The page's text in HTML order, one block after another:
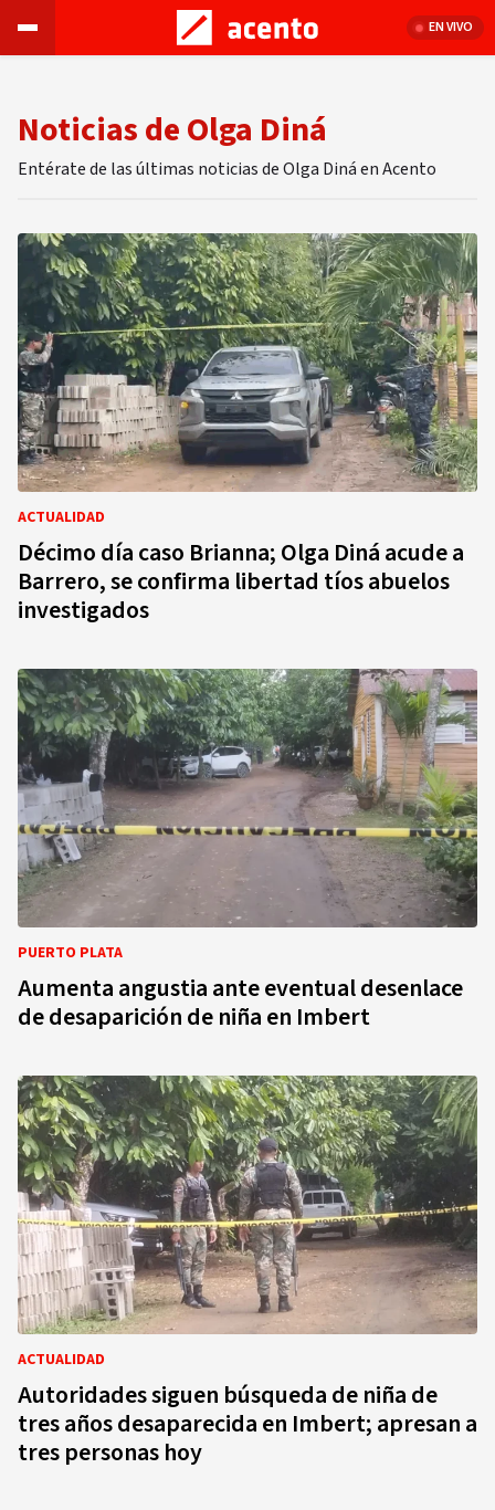
EN VIVO
Noticias de Olga Diná
Entérate de las últimas noticias de Olga Diná en Acento
ACTUALIDAD
Décimo día caso Brianna; Olga Diná acude a
Barrero, se confirma libertad tíos abuelos
investigados
PUERTO PLATA
Aumenta angustia ante eventual desenlace
de desaparición de niña en Imbert
ACTUALIDAD
Autoridades siguen búsqueda de niña de
tres años desaparecida en Imbert; apresan a
tres personas hoy